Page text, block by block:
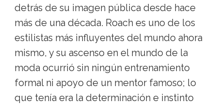
detrás de su imagen pública desde hace
más de una década. Roach es uno de los
estilistas más influyentes del mundo ahora
mismo, y su ascenso en el mundo de la
moda ocurrió sin ningún entrenamiento
formal ni apoyo de un mentor famoso; lo
que tenía era la determinación e instinto